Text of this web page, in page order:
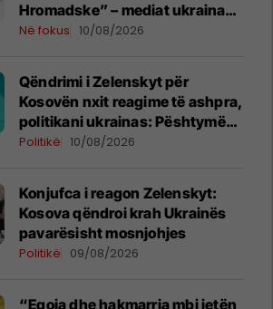
Hromadske” – mediat ukrainase
shkruajnë për reagimin e
Në fokus 10/08/2026
Qëndrimi i Zelenskyt për
Kosovën nxit reagime të ashpra,
politikani ukrainas: Pështymë
në fytyrën e një vendi mik
Politikë 10/08/2026
Konjufca i reagon Zelenskyt:
Kosova qëndroi krah Ukrainës
pavarësisht mosnjohjes
Politikë 09/08/2026
“Egoja dhe hakmarrja mbi jetën